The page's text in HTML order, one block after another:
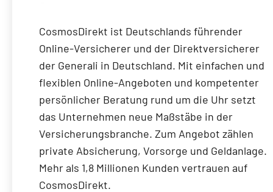
CosmosDirekt ist Deutschlands führender
Online-Versicherer und der Direktversicherer
der Generali in Deutschland. Mit einfachen und
flexiblen Online-Angeboten und kompetenter
persönlicher Beratung rund um die Uhr setzt
das Unternehmen neue Maßstäbe in der
Versicherungsbranche. Zum Angebot zählen
private Absicherung, Vorsorge und Geldanlage.
Mehr als 1,8 Millionen Kunden vertrauen auf
CosmosDirekt.